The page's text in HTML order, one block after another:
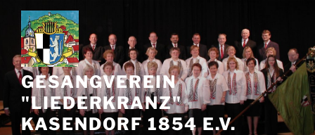
Zum
Inhalt
springen
GESANGVEREIN
"LIEDERKRANZ"
KASENDORF 1854 E.V.